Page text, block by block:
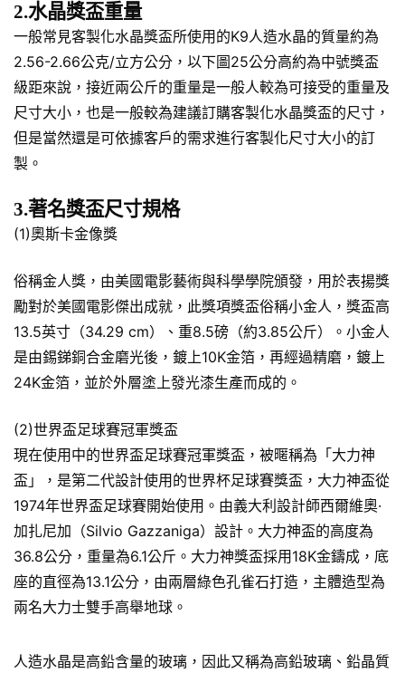
2.水晶獎盃重量
一般常見客製化水晶獎盃所使用的K9人造水晶的質量約為
2.56-2.66公克/立方公分，以下圖25公分高約為中號獎盃
級距來說，接近兩公斤的重量是一般人較為可接受的重量及
尺寸大小，也是一般較為建議訂購客製化水晶獎盃的尺寸，
但是當然還是可依據客戶的需求進行客製化尺寸大小的訂
製。
3.著名獎盃尺寸規格
(1)奧斯卡金像獎
俗稱金人獎，由美國電影藝術與科學學院頒發，用於表揚獎
勵對於美國電影傑出成就，此獎項獎盃俗稱小金人，獎盃高
13.5英寸（34.29 cm）、重8.5磅（約3.85公斤）。小金人
是由錫銻銅合金磨光後，鍍上10K金箔，再經過精磨，鍍上
24K金箔，並於外層塗上發光漆生產而成的。
(2)世界盃足球賽冠軍獎盃
現在使用中的世界盃足球賽冠軍獎盃，被暱稱為「大力神
盃」，是第二代設計使用的世界杯足球賽獎盃，大力神盃從
1974年世界盃足球賽開始使用。由義大利設計師西爾維奧·
加扎尼加（Silvio Gazzaniga）設計。大力神盃的高度為
36.8公分，重量為6.1公斤。大力神獎盃採用18K金鑄成，底
座的直徑為13.1公分，由兩層綠色孔雀石打造，主體造型為
兩名大力士雙手高舉地球。
人造水晶是高鉛含量的玻璃，因此又稱為高鉛玻璃、鉛晶質